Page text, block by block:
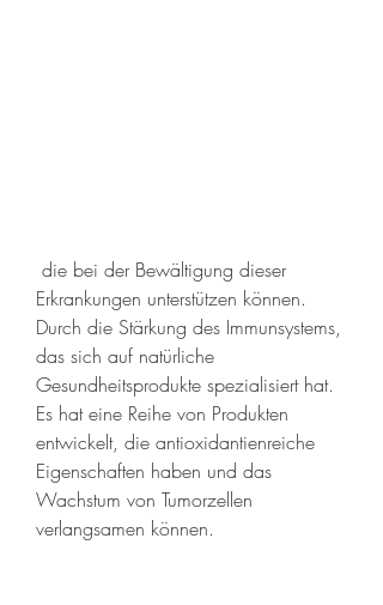
Erkrankungen unterstützen können.
Durch die Stärkung des Immunsystems,
das sich auf natürliche
Gesundheitsprodukte spezialisiert hat.
Es hat eine Reihe von Produkten
entwickelt, die antioxidantienreiche
Eigenschaften haben und das
Wachstum von Tumorzellen
verlangsamen können.